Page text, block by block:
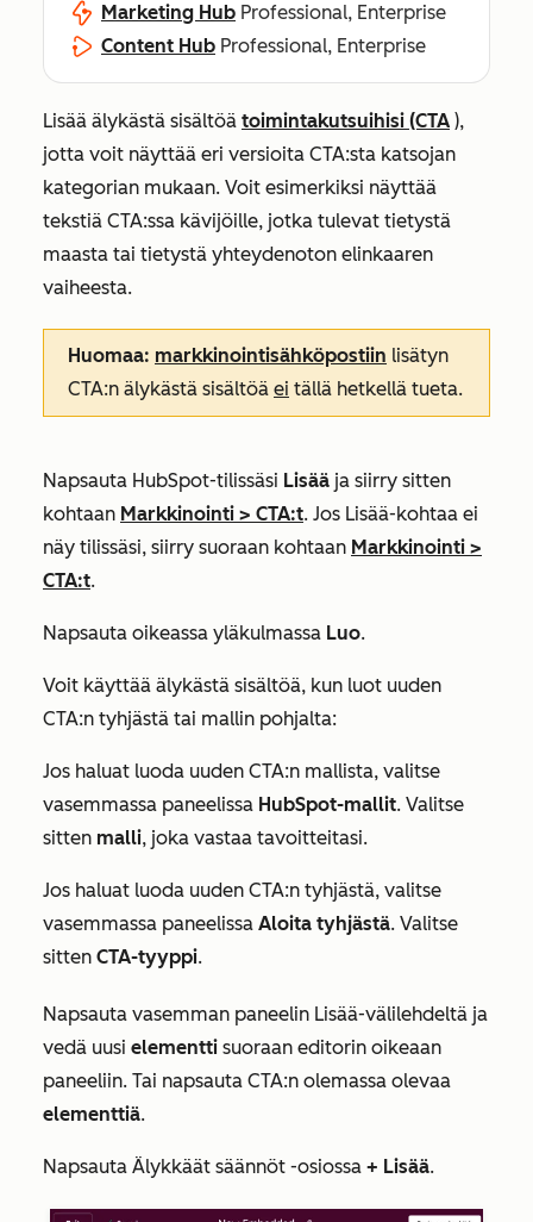
Marketing Hub Professional, Enterprise
Content Hub Professional, Enterprise
Lisää älykästä sisältöä toimintakutsuihisi (CTA ),
jotta voit näyttää eri versioita CTA:sta katsojan
kategorian mukaan. Voit esimerkiksi näyttää
tekstiä CTA:ssa kävijöille, jotka tulevat tietystä
maasta tai tietystä yhteydenoton elinkaaren
vaiheesta.
Huomaa: markkinointisähköpostiin lisätyn
CTA:n älykästä sisältöä ei tällä hetkellä tueta.
Napsauta HubSpot-tilissäsi Lisää ja siirry sitten
kohtaan Markkinointi > CTA:t. Jos Lisää-kohtaa ei
näy tilissäsi, siirry suoraan kohtaan Markkinointi >
CTA:t.
Napsauta oikeassa yläkulmassa Luo.
Voit käyttää älykästä sisältöä, kun luot uuden
CTA:n tyhjästä tai mallin pohjalta:
Jos haluat luoda uuden CTA:n mallista, valitse
vasemmassa paneelissa HubSpot-mallit. Valitse
sitten malli, joka vastaa tavoitteitasi.
Jos haluat luoda uuden CTA:n tyhjästä, valitse
vasemmassa paneelissa Aloita tyhjästä. Valitse
sitten CTA-tyyppi.
Napsauta vasemman paneelin Lisää-välilehdeltä ja
vedä uusi elementti suoraan editorin oikeaan
paneeliin. Tai napsauta CTA:n olemassa olevaa
elementtiä.
Napsauta Älykkäät säännöt -osiossa + Lisää.